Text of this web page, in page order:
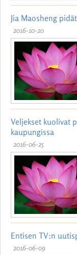
Jia Maosheng
2016-10-20
Veljekset kuolivat
kaupungissa
2016-06-25
Entisen TV:n
2016-06-09